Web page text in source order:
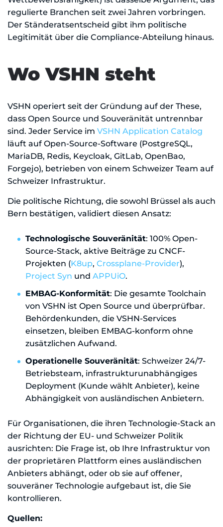
regulierte Branchen seit zwei Jahren vorbringen.
Der Ständeratsentscheid gibt ihm politische
Legitimität über die Compliance-Abteilung hinaus.
Wo VSHN steht
VSHN operiert seit der Gründung auf der These,
dass Open Source und Souveränität untrennbar
sind. Jeder Service im VSHN Application Catalog
läuft auf Open-Source-Software (PostgreSQL,
MariaDB, Redis, Keycloak, GitLab, OpenBao,
Forgejo), betrieben von einem Schweizer Team auf
Schweizer Infrastruktur.
Die politische Richtung, die sowohl Brüssel als auch
Bern bestätigen, validiert diesen Ansatz:
Technologische Souveränität: 100% Open-
Source-Stack, aktive Beiträge zu CNCF-
Projekten (K8up, Crossplane-Provider),
Project Syn und APPUiO.
EMBAG-Konformität: Die gesamte Toolchain
von VSHN ist Open Source und überprüfbar.
Behördenkunden, die VSHN-Services
einsetzen, bleiben EMBAG-konform ohne
zusätzlichen Aufwand.
Operationelle Souveränität: Schweizer 24/7-
Betriebsteam, infrastrukturunabhängiges
Deployment (Kunde wählt Anbieter), keine
Abhängigkeit von ausländischen Anbietern.
Für Organisationen, die ihren Technologie-Stack an
der Richtung der EU- und Schweizer Politik
ausrichten: Die Frage ist, ob Ihre Infrastruktur von
der proprietären Plattform eines ausländischen
Anbieters abhängt, oder ob sie auf offener,
souveräner Technologie aufgebaut ist, die Sie
kontrollieren.
Quellen: